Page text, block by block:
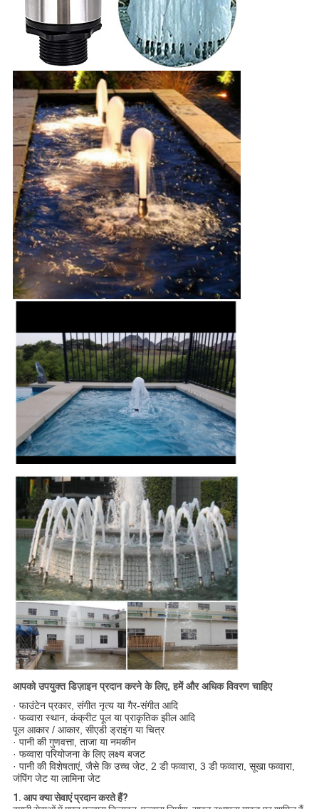
आपको उपयुक्त डिज़ाइन प्रदान करने के लिए, हमें और अधिक विवरण चाहिए
· फाउंटेन प्रकार, संगीत नृत्य या गैर-संगीत आदि
· फव्वारा स्थान, कंक्रीट पूल या प्राकृतिक झील आदि
पूल आकार / आकार, सीएडी ड्राइंग या चित्र
· पानी की गुणवत्ता, ताजा या नमकीन
· फव्वारा परियोजना के लिए लक्ष्य बजट
· पानी की विशेषताएं, जैसे कि उच्च जेट, 2 डी फव्वारा, 3 डी फव्वारा, सूखा फव्वारा,
जंपिंग जेट या लामिना जेट
1. आप क्या सेवाएं प्रदान करते हैं?